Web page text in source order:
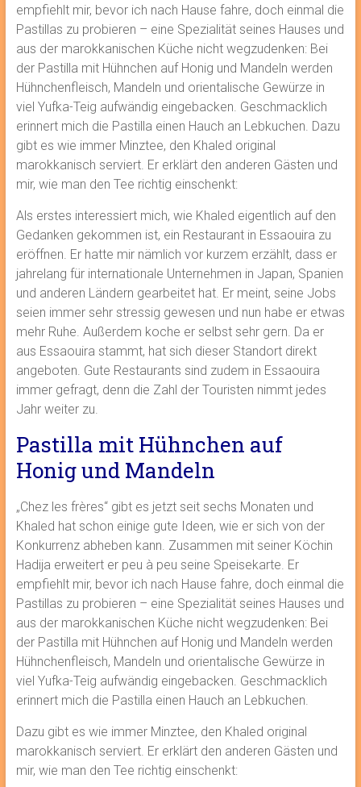
empfiehlt mir, bevor ich nach Hause fahre, doch einmal die
Pastillas zu probieren – eine Spezialität seines Hauses und
aus der marokkanischen Küche nicht wegzudenken: Bei
der Pastilla mit Hühnchen auf Honig und Mandeln werden
Hühnchenfleisch, Mandeln und orientalische Gewürze in
viel Yufka-Teig aufwändig eingebacken. Geschmacklich
erinnert mich die Pastilla einen Hauch an Lebkuchen. Dazu
gibt es wie immer Minztee, den Khaled original
marokkanisch serviert. Er erklärt den anderen Gästen und
mir, wie man den Tee richtig einschenkt:
Als erstes interessiert mich, wie Khaled eigentlich auf den
Gedanken gekommen ist, ein Restaurant in Essaouira zu
eröffnen. Er hatte mir nämlich vor kurzem erzählt, dass er
jahrelang für internationale Unternehmen in Japan, Spanien
und anderen Ländern gearbeitet hat. Er meint, seine Jobs
seien immer sehr stressig gewesen und nun habe er etwas
mehr Ruhe. Außerdem koche er selbst sehr gern. Da er
aus Essaouira stammt, hat sich dieser Standort direkt
angeboten. Gute Restaurants sind zudem in Essaouira
immer gefragt, denn die Zahl der Touristen nimmt jedes
Jahr weiter zu.
Pastilla mit Hühnchen auf
Honig und Mandeln
„Chez les frères“ gibt es jetzt seit sechs Monaten und
Khaled hat schon einige gute Ideen, wie er sich von der
Konkurrenz abheben kann. Zusammen mit seiner Köchin
Hadija erweitert er peu à peu seine Speisekarte. Er
empfiehlt mir, bevor ich nach Hause fahre, doch einmal die
Pastillas zu probieren – eine Spezialität seines Hauses und
aus der marokkanischen Küche nicht wegzudenken: Bei
der Pastilla mit Hühnchen auf Honig und Mandeln werden
Hühnchenfleisch, Mandeln und orientalische Gewürze in
viel Yufka-Teig aufwändig eingebacken. Geschmacklich
erinnert mich die Pastilla einen Hauch an Lebkuchen.
Dazu gibt es wie immer Minztee, den Khaled original
marokkanisch serviert. Er erklärt den anderen Gästen und
mir, wie man den Tee richtig einschenkt: